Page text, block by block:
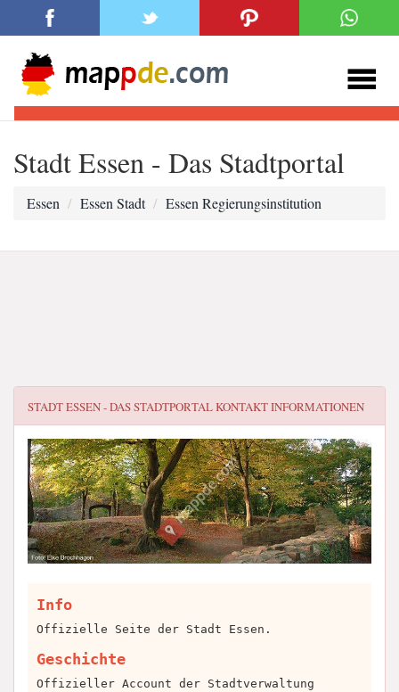
Stadt Essen - Das Stadtportal
Essen Essen Stadt Essen Regierungsinstitution
STADT ESSEN - DAS STADTPORTALKONTAKT INFORMATIONEN
Info
Offizielle Seite der Stadt Essen.
Geschichte
Offizieller Account der Stadtverwaltung